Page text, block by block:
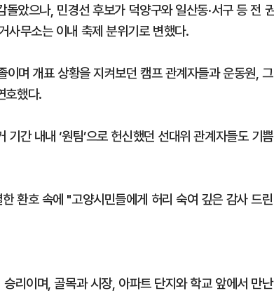
았으나, 민경선 후보가 덕양구와 일산동·서구 등 전
사무소는 이내 축제 분위기로 변했다.
며 개표 상황을 지켜보던 캠프 관계자들과 운동원, 그
호했다.
간 내내 ‘원팀’으로 헌신했던 선대위 관계자들도 기쁨
환호 속에 "고양시민들에게 허리 숙여 깊은 감사 드린
리이며, 골목과 시장, 아파트 단지와 학교 앞에서 만난